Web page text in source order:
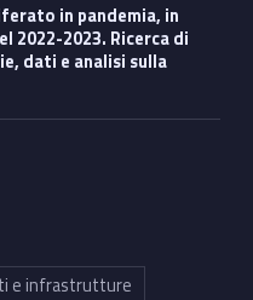
2022-2023. Ricerca di
dati e analisi sulla
e infrastrutture